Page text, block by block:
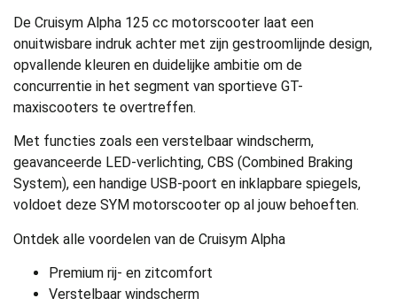
De Cruisym Alpha 125 cc motorscooter laat een
onuitwisbare indruk achter met zijn gestroomlijnde design,
opvallende kleuren en duidelijke ambitie om de
concurrentie in het segment van sportieve GT-
maxiscooters te overtreffen.
Met functies zoals een verstelbaar windscherm,
geavanceerde LED-verlichting, CBS (Combined Braking
System), een handige USB-poort en inklapbare spiegels,
voldoet deze SYM motorscooter op al jouw behoeften.
Ontdek alle voordelen van de Cruisym Alpha
Premium rij- en zitcomfort
Verstelbaar windscherm